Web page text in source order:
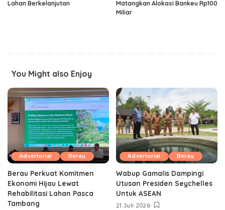
Lahan Berkelanjutan
Matangkan Alokasi Bankeu Rp100
Miliar
You Might also Enjoy
Advertorial Berau
Berau Perkuat Komitmen
Ekonomi Hijau Lewat
Rehabilitasi Lahan Pasca
Tambang
Advertorial Berau
Wabup Gamalis Dampingi
Utusan Presiden Seychelles
Untuk ASEAN
21 Juli 2026